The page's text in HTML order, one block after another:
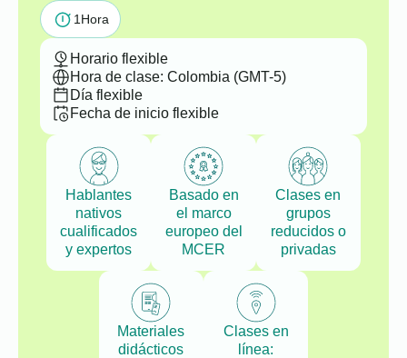
1 Hora
Horario flexible
Hora de clase: Colombia (GMT-5)
Día flexible
Fecha de inicio flexible
Hablantes
nativos
cualificados
y expertos
Basado en
el marco
europeo del
MCER
Clases en
grupos
reducidos o
privadas
Materiales
didácticos
Clases en
línea: